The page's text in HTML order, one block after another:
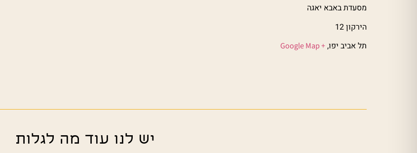
מסעדת באבא יאגה
הירקון 12
תל אביב יפו,+ Google Map
יש לנו עוד מה לגלות